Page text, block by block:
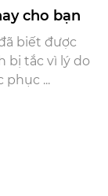
cho bạn
biết được
bị tắc vì lý do
phục ...